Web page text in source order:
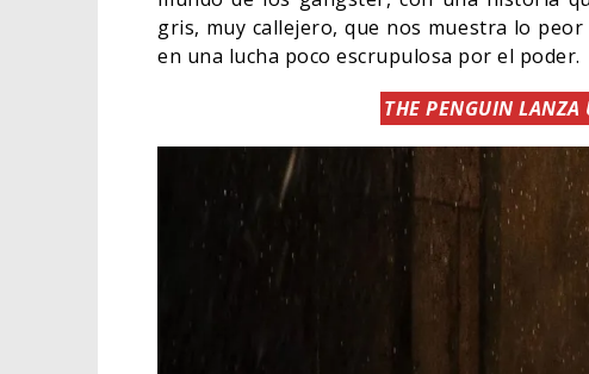
gris, muy callejero, que nos muestra lo
en una lucha poco escrupulosa por el poder.
THE PENGUIN